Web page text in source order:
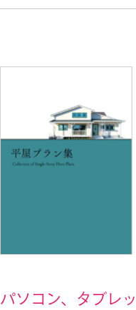
パソコン、タブレ